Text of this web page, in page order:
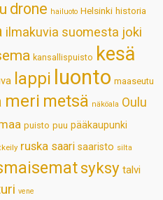
n
s
t
drone hailuoto Helsinki historia
ilmakuvia suomesta joki
kansallispuisto kesä
lappi luonto maaseutu
meri metsä näköala Oulu
puisto puu pääkaupunki
ruska saari saaristo silta
syksy talvi
vene